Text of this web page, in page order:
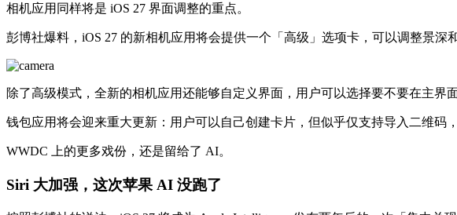
相机应用同样将是 iOS 27 界面调整的重点。
彭博社爆料，iOS 27 的新相机应用将会提供一个「高级」选项卡，可以调整景
除了高级模式，全新的相机应用还能够自定义界面，用户可以选择要不要在主界
钱包应用将会迎来重大更新：用户可以自己创建卡片，但似乎仅支持导入二维码
WWDC 上的更多戏份，还是留给了 AI。
Siri 大加强，这次苹果 AI 没跑了